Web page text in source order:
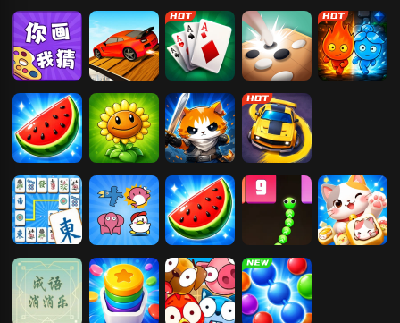
你画我猜 心动水杯
合成植物打僵
尸
机甲大决斗
你画我猜 飙飙飞车 纸牌接龙 五林
果蔬连连看
植物大战僵尸
2
智勇大冲关 画线停车
欢乐麻将连连
看
宠物连连看 果蔬连连看 暴走贪吃蛇